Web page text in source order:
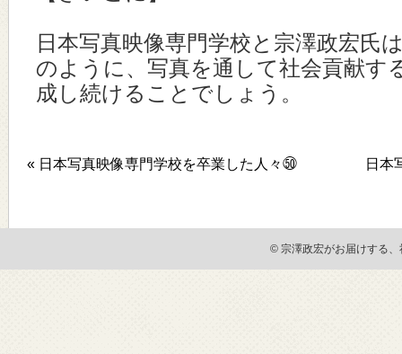
日本写真映像専門学校と宗澤政宏氏
のように、写真を通して社会貢献す
成し続けることでしょう。
« 日本写真映像専門学校を卒業した人々㊿ 日本
© 宗澤政宏がお届けする